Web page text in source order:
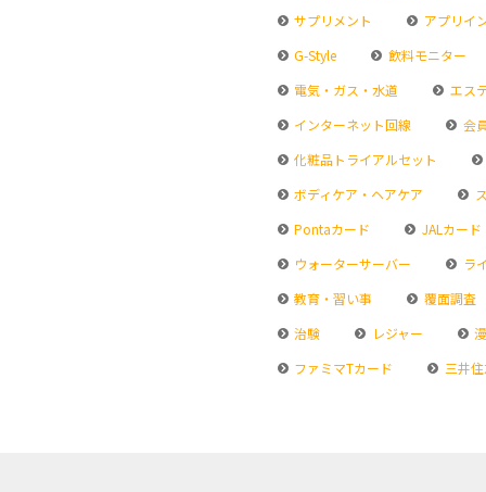
サプリメント
アプリイ
G-Style
飲料モニター
電気・ガス・水道
エス
インターネット回線
会
化粧品トライアルセット
ボディケア・ヘアケア
Pontaカード
JALカード
ウォーターサーバー
ラ
教育・習い事
覆面調査
治験
レジャー
ファミマTカード
三井